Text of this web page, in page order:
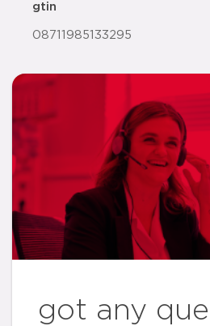
gtin
08711985133295
got any